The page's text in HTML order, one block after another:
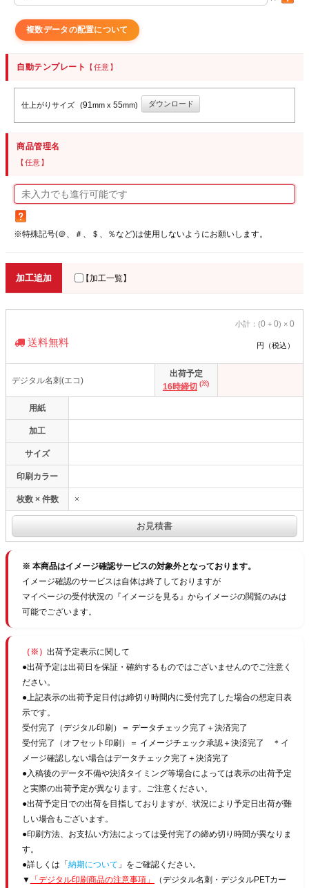
複数データの配置について
自動テンプレート 【任意】
仕上がりサイズ (91mm x 55mm) ダウンロード
商品管理名
【任意】
※特殊記号(＠、＃、＄、％など)は使用しないようにお願いします。
加工追加 【加工一覧】
デジタル名刺(エコ)
用紙
加工
サイズ
印刷カラー
枚数 × 件数
出荷予定
16時締切 (※)
×
小計：(0 + 0) × 0
送料無料 円（税込）
※ 本商品はイメージ確認サービスの対象外となっております。
イメージ確認のサービスは自体は終了しておりますが
マイページの受付状況の『イメージを見る』からイメージの閲覧のみは
可能でございます。
（※） 出荷予定表示に関して
●出荷予定は出荷日を保証・確約するものではございませんのでご注意く
ださい。
●上記表示の出荷予定日付は締切り時間内に受付完了した場合の想定日表
示です。
受付完了（デジタル印刷）＝ データチェック完了＋決済完了
受付完了（オフセット印刷）＝ イメージチェック承認＋決済完了 ＊イ
メージ確認しない場合はデータチェック完了＋決済完了
●入稿後のデータ不備や決済タイミング等場合によっては表示の出荷予定
と実際の出荷予定が異なります。ご注意ください。
●出荷予定日での出荷を目指しておりますが、状況により予定日出荷が難
しい場合もございます。
●印刷方法、お支払い方法によっては受付完了の締め切り時間が異なりま
す。
●詳しくは「 納期について 」をご確認ください。
▼
「デジタル印刷商品の注意事項」
（デジタル名刺・デジタルPETカー